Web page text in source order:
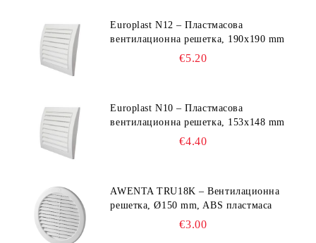
Europlast N12 – Пластмасова
вентилационна решетка, 190x190 mm
€5.20
Europlast N10 – Пластмасова
вентилационна решетка, 153x148 mm
€4.40
AWENTA TRU18K – Вентилационна
решетка, Ø150 mm, ABS пластмаса
€3.00